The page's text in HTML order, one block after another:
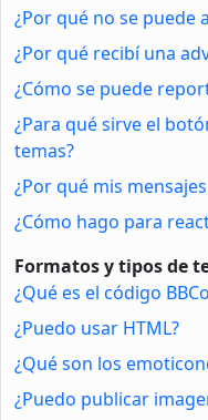
¿Por qué no se puede
¿Por qué recibí una
¿Cómo se puede
¿Para qué sirve el
temas?
¿Por qué mis
¿Cómo hago para
Formatos y tipos de
¿Qué es el código
¿Puedo usar HTML?
¿Qué son los
¿Puedo publicar